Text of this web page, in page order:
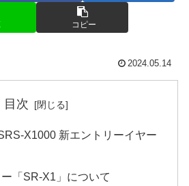
コピー
2024.05.14
目次
X1000 新エントリーイヤー
「SR-X1」について